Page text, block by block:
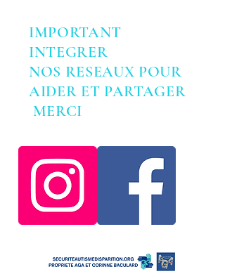
IMPORTANT
INTEGRER
NOS RESEAUX POUR
AIDER ET PARTAGER
MERCI